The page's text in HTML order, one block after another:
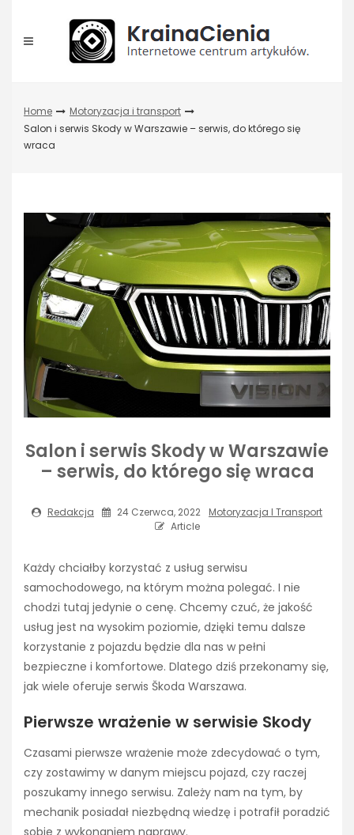
content
Home
Motoryzacja i transport
Salon i serwis Skody w Warszawie – serwis, do którego się
wraca
Salon i serwis Skody w Warszawie
– serwis, do którego się wraca
Redakcja 24 Czerwca, 2022
Motoryzacja I Transport
Article
Każdy chciałby korzystać z usług serwisu
samochodowego, na którym można polegać. I nie
chodzi tutaj jedynie o cenę. Chcemy czuć, że jakość
usług jest na wysokim poziomie, dzięki temu dalsze
korzystanie z pojazdu będzie dla nas w pełni
bezpieczne i komfortowe. Dlatego dziś przekonamy się,
jak wiele oferuje serwis Škoda Warszawa.
Pierwsze wrażenie w serwisie Skody
Czasami pierwsze wrażenie może zdecydować o tym,
czy zostawimy w danym miejscu pojazd, czy raczej
poszukamy innego serwisu. Zależy nam na tym, by
mechanik posiadał niezbędną wiedzę i potrafił poradzić
sobie z wykonaniem naprawy.